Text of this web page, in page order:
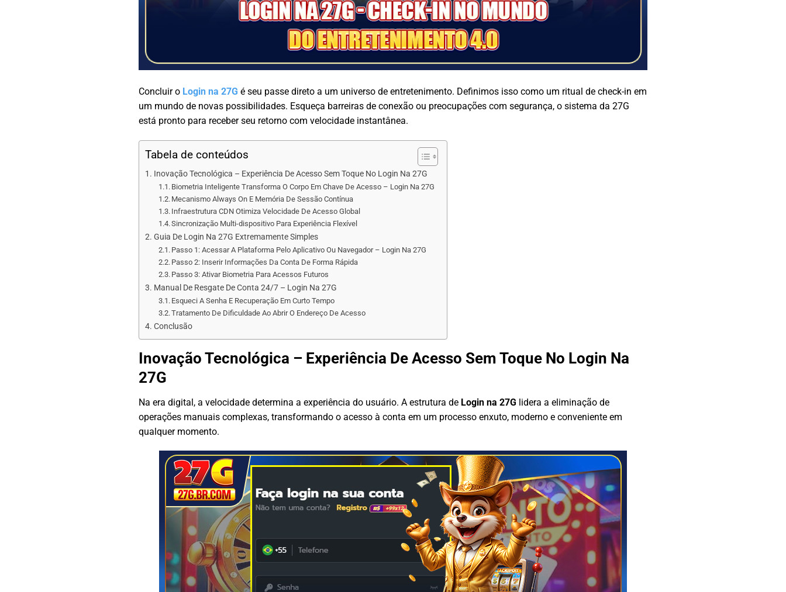
Concluir o Login na 27G é seu passe direto a um universo de entretenimento. Definimos isso como um ritual de check-in em
um mundo de novas possibilidades. Esqueça barreiras de conexão ou preocupações com segurança, o sistema da 27G
está pronto para receber seu retorno com velocidade instantânea.
Tabela de conteúdos
Inovação Tecnológica – Experiência De Acesso Sem Toque No Login Na 27G
Biometria Inteligente Transforma O Corpo Em Chave De Acesso – Login Na 27G
Mecanismo Always On E Memória De Sessão Contínua
Infraestrutura CDN Otimiza Velocidade De Acesso Global
Sincronização Multi-dispositivo Para Experiência Flexível
Guia De Login Na 27G Extremamente Simples
Passo 1: Acessar A Plataforma Pelo Aplicativo Ou Navegador – Login Na 27G
Passo 2: Inserir Informações Da Conta De Forma Rápida
Passo 3: Ativar Biometria Para Acessos Futuros
Manual De Resgate De Conta 24/7 – Login Na 27G
Esqueci A Senha E Recuperação Em Curto Tempo
Tratamento De Dificuldade Ao Abrir O Endereço De Acesso
Conclusão
Inovação Tecnológica – Experiência De Acesso Sem Toque No Login Na
27G
Na era digital, a velocidade determina a experiência do usuário. A estrutura de Login na 27G lidera a eliminação de
operações manuais complexas, transformando o acesso à conta em um processo enxuto, moderno e conveniente em
qualquer momento.